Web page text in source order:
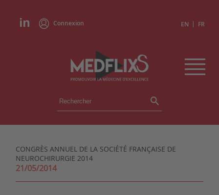
Connexion EN | FR
ÉVÉNEMENTS
INSTITUTIONS
CONGRÈS ANNUEL DE LA SOCIÉTÉ FRANÇAISE DE
NEUROCHIRURGIE 2014
21/05/2014